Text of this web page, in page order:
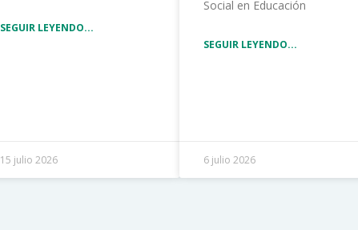
SEGUIR LEYENDO...
15 julio 2026
Social en Educación
SEGUIR LEYENDO...
6 julio 2026